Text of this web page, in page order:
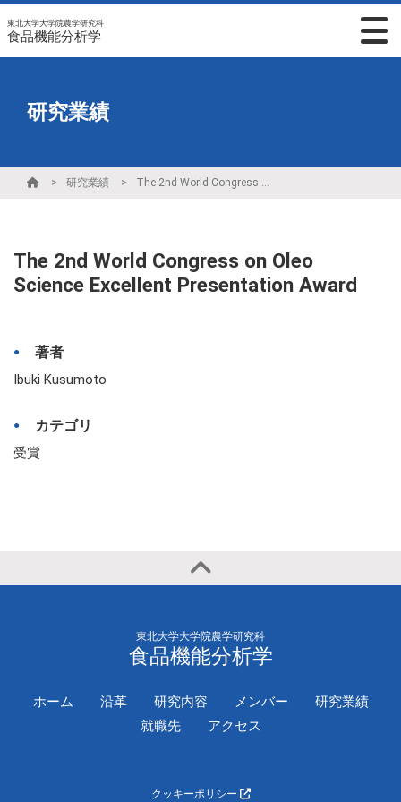
東北大学大学院農学研究科
食品機能分析学
研究業績
研究業績 The 2nd World Congress on Oleo Science Excellent Presentation Award
The 2nd World Congress on Oleo
Science Excellent Presentation Award
著者
Ibuki Kusumoto
カテゴリ
受賞
東北大学大学院農学研究科
食品機能分析学
ホーム 沿革 研究内容 メンバー
研究業績
就職先
アクセス
クッキーポリシー